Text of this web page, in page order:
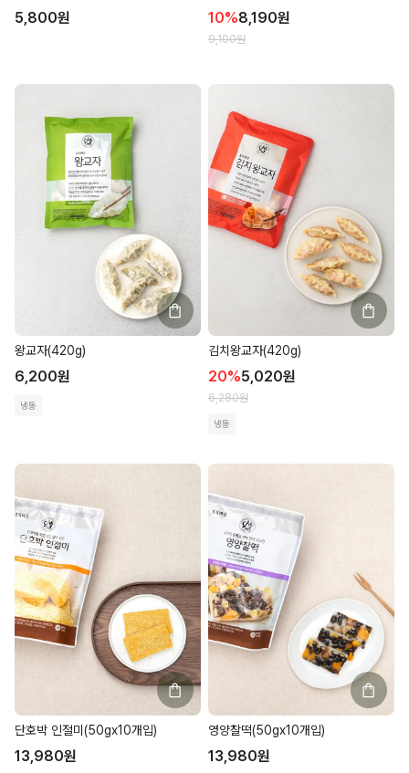
5,800원 10%8,190원
9,100원
왕교자(420g)
6,200원
냉동
김치왕교자(420g)
20%5,020원
6,280원
냉동
단호박 인절미(50gx10개입)
13,980원
영양찰떡(50gx10개입)
13,980원